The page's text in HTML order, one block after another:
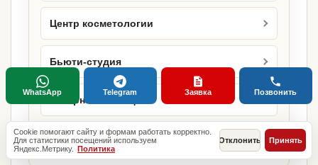
Центр косметологии
Бьюти-студия
Лазерная эпиляция
Маникюрный кабинет
Cookie помогают сайту и формам работать корректно.
Для статистики посещений используем
Яндекс.Метрику. Политика
Отклонить Принять
WhatsApp Telegram Заявка Позвонить